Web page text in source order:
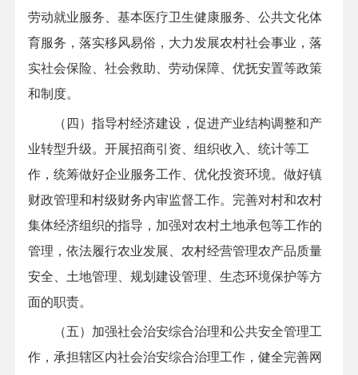
劳动就业服务、基本医疗卫生健康服务、公共文化体
育服务，落实移风易俗，大力发展农村社会事业，落
实社会保险、社会救助、劳动保障、优抚安置等政策
和制度。
（四）指导村经济建设，促进产业结构调整和产
业转型升级。开展招商引资、组织收入、统计等工
作，统筹做好企业服务工作、优化投资环境。做好镇
财政管理和村级财务内审监督工作。完善对村和农村
集体经济组织的指导，加强对农村土地承包等工作的
管理，依法履行农业发展、农村经营管理农产品质量
安全、土地管理、规划建设管理、生态环境保护等方
面的职责。
（五）加强社会治安综合治理和公共安全管理工
作，承担辖区内社会治安综合治理工作，健全完善网